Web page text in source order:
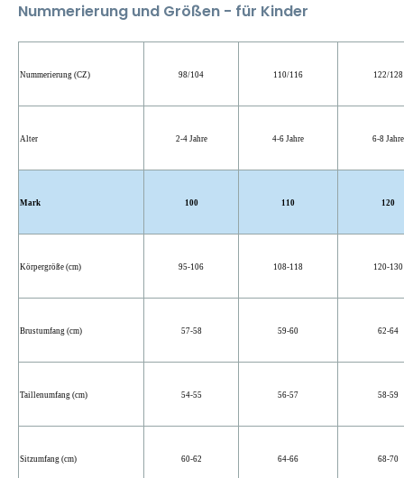
Nummerierung und Größen - für Kinder
Nummerierung (CZ) 98/104 110/116 122/128
Alter 2-4 Jahre 4-6 Jahre 6-8 Jahre
Mark 100 110 120
Körpergröße (cm) 95-106 108-118 120-130
Brustumfang (cm) 57-58 59-60 62-64
Taillenumfang (cm) 54-55 56-57 58-59
Sitzumfang (cm) 60-62 64-66 68-70